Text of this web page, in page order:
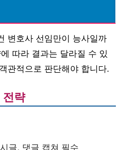
변호사 선임만이 능사일까
따라 결과는 달라질 수 있
관적으로 판단해야 합니다.
전략
글, 댓글 캡쳐 필수